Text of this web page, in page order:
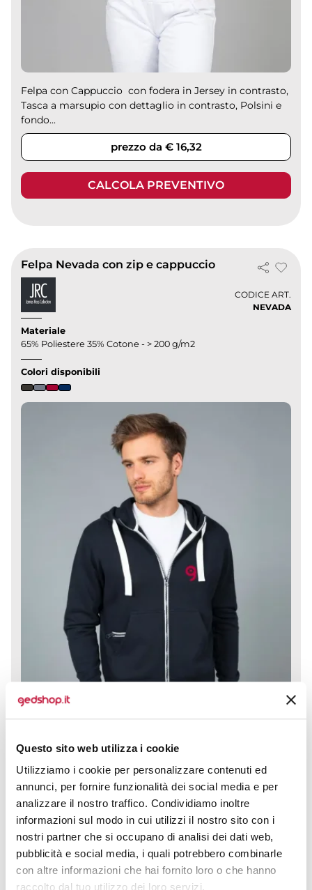
Questo sito web utilizza i cookie
Utilizziamo i cookie per personalizzare contenuti ed
annunci, per fornire funzionalità dei social media e per
analizzare il nostro traffico. Condividiamo inoltre
informazioni sul modo in cui utilizzi il nostro sito con i
nostri partner che si occupano di analisi dei dati web,
pubblicità e social media, i quali potrebbero combinarle
con altre informazioni che hai fornito loro o che hanno
raccolto dal tuo utilizzo dei loro servizi.
Felpa con Cappuccio con fodera in Jersey in contrasto,
Tasca a marsupio con dettaglio in contrasto, Polsini e
fondo...
prezzo da € 16,32
CALCOLA PREVENTIVO
Felpa Nevada con zip e cappuccio
CODICE ART.
NEVADA
Materiale
65% Poliestere 35% Cotone - > 200 g/m2
Colori disponibili
Felpa Nevada è la scelta ideale per chi cerca comfort,
praticità e stile in ogni situazione. Realizzata con un...
prezzo da € 14,44
CALCOLA PREVENTIVO